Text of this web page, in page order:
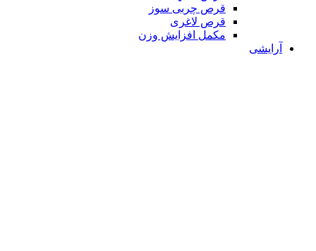
قرص چربی سوز
قرص لاغری
مکمل افزایش وزن
آرایشی